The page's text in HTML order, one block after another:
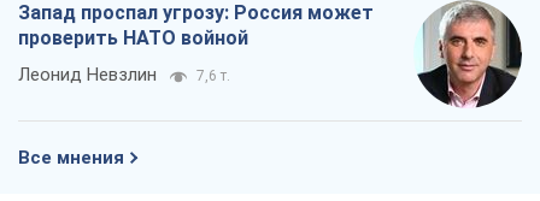
Запад проспал угрозу: Россия может
проверить НАТО войной
Леонид Невзлин 7,6 т.
Все мнения